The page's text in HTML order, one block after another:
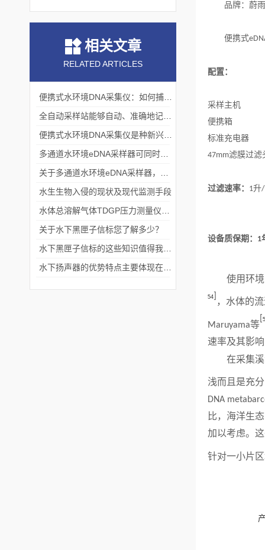
品牌：蔚
便携式
配置：
采样主机
便携箱
标准充电器
47mm滤膜过滤
过滤速率： 1升/
设备质保期： 1
使用环境
54 ，水体的
Maruyama等
速率及其影
在采集
浅而且是充
DNA
比，海洋生
加以考虑。
针对一小片
相关文章
RELATED ARTICLES
水生生物入侵的现状及现代监测手段
关于水下黑匣子信标您了解多少？